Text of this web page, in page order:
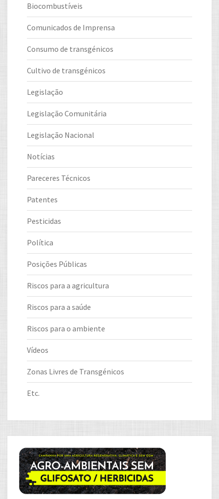
Biocombustíveis
Comunicados de Imprensa
Consumo de transgénicos
Cultivo de transgénicos
Legislação
Legislação Comunitária
Legislação Nacional
Notícias
Pareceres Técnicos
Patentes
Pesticidas
Política
Posições Públicas
Riscos para a agricultura
Riscos para a saúde
Riscos para o ambiente
Vídeos
Zonas Livres de Transgénicos
Etc.